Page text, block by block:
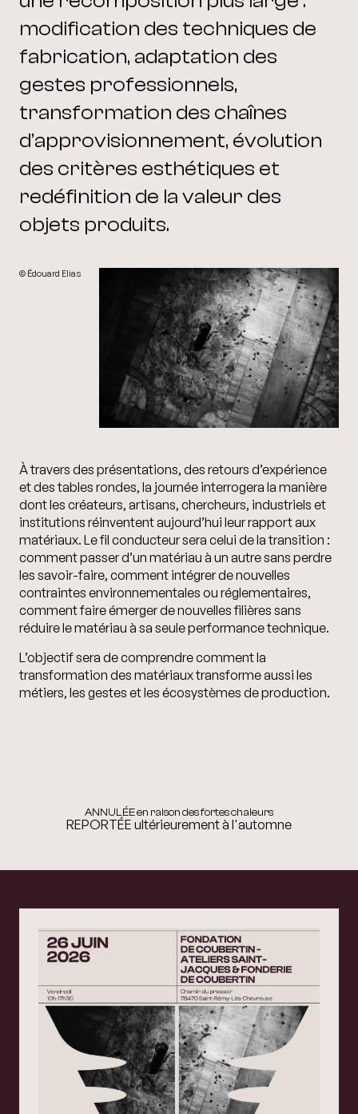
modification des techniques de
fabrication, adaptation des
gestes professionnels,
transformation des chaînes
d’approvisionnement, évolution
des critères esthétiques et
redéfinition de la valeur des
objets produits.
© Édouard Elias
À travers des présentations, des retours d’expérience
et des tables rondes, la journée interrogera la manière
dont les créateurs, artisans, chercheurs, industriels et
institutions réinventent aujourd’hui leur rapport aux
matériaux. Le fil conducteur sera celui de la transition :
comment passer d’un matériau à un autre sans perdre
les savoir-faire, comment intégrer de nouvelles
contraintes environnementales ou réglementaires,
comment faire émerger de nouvelles filières sans
réduire le matériau à sa seule performance technique.
L’objectif sera de comprendre comment la
transformation des matériaux transforme aussi les
métiers, les gestes et les écosystèmes de production.
ANNULÉE en raison des fortes chaleurs
REPORTÉE ultérieurement à l'automne